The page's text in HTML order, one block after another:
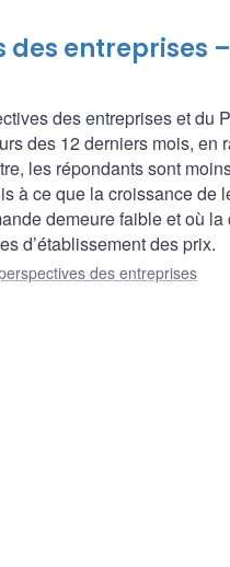
des entreprises
des entreprises et du
des 12 derniers mois, en
les répondants sont
à ce que la croissance
demeure faible et où
d’établissement des prix.
des entreprises